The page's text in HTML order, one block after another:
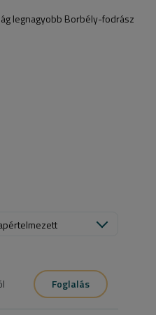
legnagyobb Borbély-fodrász
Foglalás